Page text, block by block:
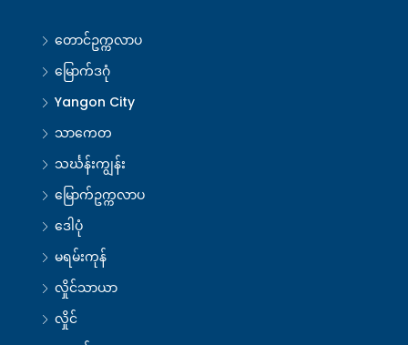
တောင်ဥက္ကလာပ
မြောက်ဒဂုံ
Yangon City
သာကေတ
သင်္ဃန်းကျွန်း
မြောက်ဥက္ကလာပ
ဒေါပုံ
မရမ်းကုန်
လှိုင်သာယာ
လှိုင်